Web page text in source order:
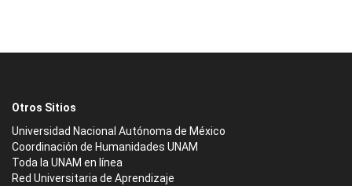
Otros Sitios
Universidad Nacional Autónoma de México
Coordinación de Humanidades UNAM
Toda la UNAM en línea
Red Universitaria de Aprendizaje